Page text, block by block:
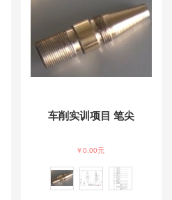
车削实训项目 笔尖
￥0.00元